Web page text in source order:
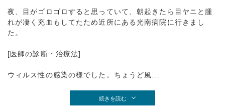
夜、目がゴロゴロすると思っていて、朝起きたら目ヤニと腫
れが凄く充血もしてたため近所にある光南病院に行きまし
た。
[医師の診断・治療法]
ウィルス性の感染の様でした。ちょうど風...
続きを読む